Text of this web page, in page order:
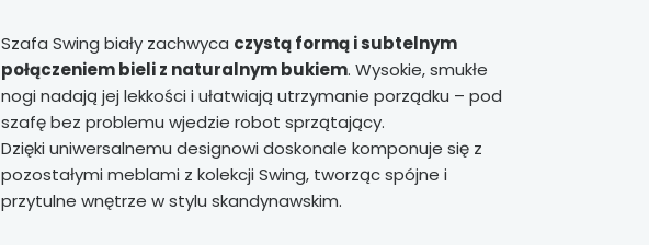
Szafa Swing biały zachwyca czystą formą i subtelnym
połączeniem bieli z naturalnym bukiem. Wysokie, smukłe
nogi nadają jej lekkości i ułatwiają utrzymanie porządku – pod
szafę bez problemu wjedzie robot sprzątający.
Dzięki uniwersalnemu designowi doskonale komponuje się z
pozostałymi meblami z kolekcji Swing, tworząc spójne i
przytulne wnętrze w stylu skandynawskim.